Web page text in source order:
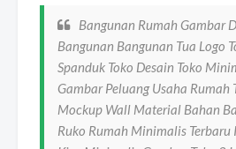
Bangunan Rumah Gambar
Bangunan Bangunan Tua Logo
Spanduk Toko Desain Toko
Gambar Peluang Usaha Rumah
Mockup Wall Material Bahan
Ruko Rumah Minimalis Terbaru